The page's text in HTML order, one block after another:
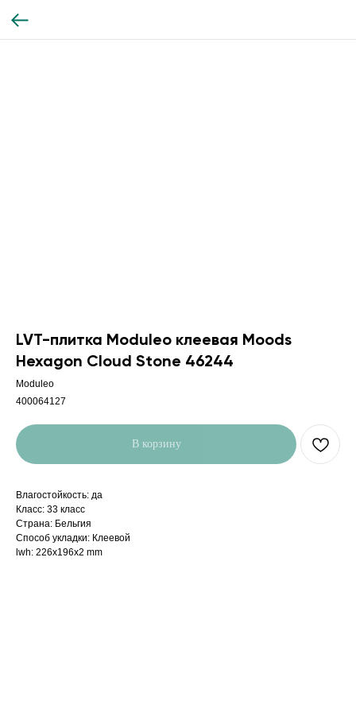
LVT-плитка Moduleo клеевая Moods
Hexagon Cloud Stone 46244
Moduleo
400064127
В корзину
Влагостойкость: да
Класс: 33 класс
Страна: Бельгия
Способ укладки: Клеевой
lwh: 226x196x2 mm